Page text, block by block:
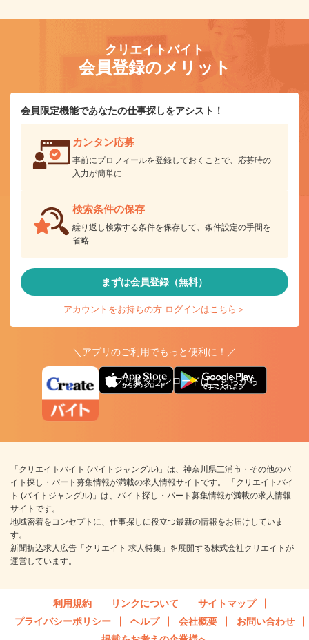
クリエイトバイト
会員登録のメリット
会員限定機能であなたの仕事探しをアシスト！
カンタン応募
事前にプロフィールを登録しておくことで、応募時の
入力が簡単に
検索条件の保存
繰り返し検索する条件を保存して、条件設定の手間を
省略
まずは会員登録（無料）
アカウントをお持ちの方 ログインはこちら＞
＼アプリのご利用でもっと便利に！／
アプリ版ダウンロードはこちらから
「クリエイトバイト (バイトジャングル)」は、神奈川県三浦市・その他のバ
イト探し・パート募集情報が満載の求人情報サイトです。 「クリエイトバイ
ト (バイトジャングル)」は、バイト探し・パート募集情報が満載の求人情報
サイトです。
地域密着をコンセプトに、仕事探しに役立つ最新の情報をお届けしていま
す。
新聞折込求人広告「クリエイト 求人特集」を展開する株式会社クリエイトが
運営しています。
利用規約 リンクについて
サイトマップ
プライバシーポリシー
ヘルプ 会社概要
お問い合わせ